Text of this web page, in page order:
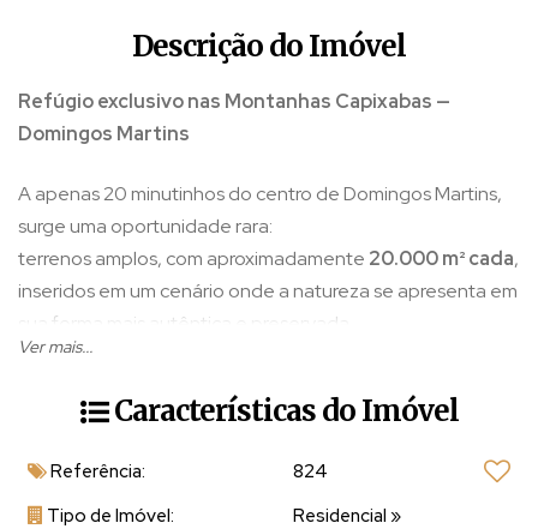
Descrição do Imóvel
Refúgio exclusivo nas Montanhas Capixabas —
Domingos Martins
A apenas 20 minutinhos do centro de Domingos Martins,
surge uma oportunidade rara:
terrenos amplos, com aproximadamente 20.000 m² cada,
inseridos em um cenário onde a natureza se apresenta em
sua forma mais autêntica e preservada.
nativa, o terreno revela um equilíbrio sofisticado entre
privacidade, beleza natural e potencial construtivo
Ver mais...
Características do Imóvel
Referência:
824
Tipo de Imóvel:
Residencial »